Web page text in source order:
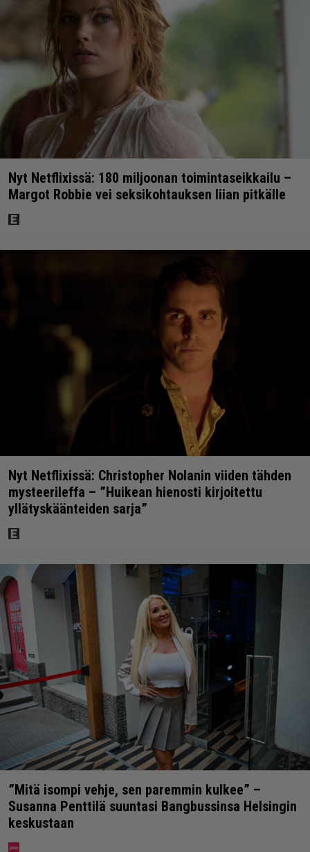
Nyt Netflixissä: 180 miljoonan toimintaseikkailu –
Margot Robbie vei seksikohtauksen liian pitkälle
Nyt Netflixissä: Christopher Nolanin viiden tähden
mysteerileffa – ”Huikean hienosti kirjoitettu
yllätyskäänteiden sarja”
”Mitä isompi vehje, sen paremmin kulkee” –
Susanna Penttilä suuntasi Bangbussinsa Helsingin
keskustaan